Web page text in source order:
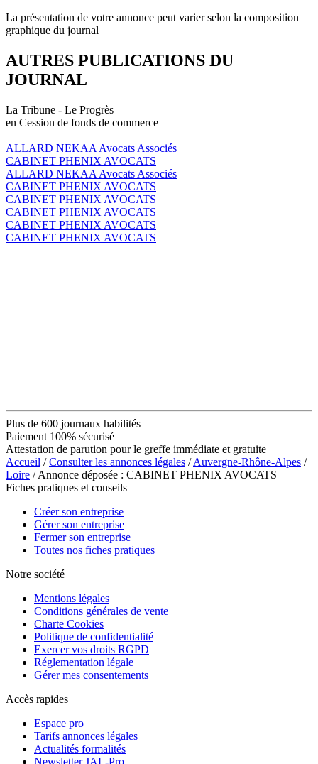
La présentation de votre annonce peut varier selon la composition
graphique du journal
AUTRES PUBLICATIONS DU
JOURNAL
La Tribune - Le Progrès
en Cession de fonds de commerce
ALLARD NEKAA Avocats Associés
CABINET PHENIX AVOCATS
ALLARD NEKAA Avocats Associés
CABINET PHENIX AVOCATS
CABINET PHENIX AVOCATS
CABINET PHENIX AVOCATS
CABINET PHENIX AVOCATS
CABINET PHENIX AVOCATS
Plus de 600 journaux habilités
Paiement 100% sécurisé
Attestation de parution pour le greffe immédiate et gratuite
Accueil /Consulter les annonces légales /Auvergne-Rhône-Alpes /
Loire / Annonce déposée : CABINET PHENIX AVOCATS
Fiches pratiques et conseils
Créer son entreprise
Gérer son entreprise
Fermer son entreprise
Toutes nos fiches pratiques
Notre société
Mentions légales
Conditions générales de vente
Charte Cookies
Politique de confidentialité
Exercer vos droits RGPD
Réglementation légale
Gérer mes consentements
Accès rapides
Espace pro
Tarifs annonces légales
Actualités formalités
Newsletter JAL-Pro